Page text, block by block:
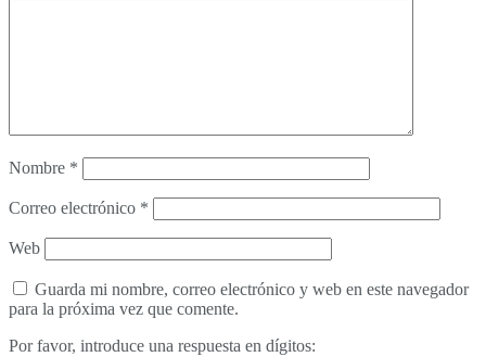
Nombre *
Correo electrónico *
Web
Guarda mi nombre, correo electrónico y web en este navegador
para la próxima vez que comente.
Por favor, introduce una respuesta en dígitos: